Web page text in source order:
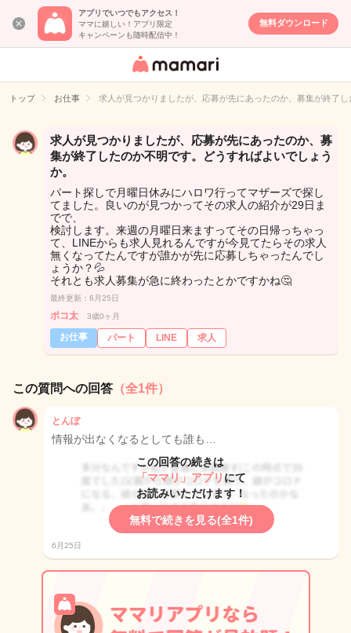
アプリでいつでもアクセス！
ママに嬉しい！アプリ限定
キャンペーンも随時配信中！
無料ダウンロード
女性専用匿名QA
イト
トップ お仕事 求人が見つかりましたが、応募が先にあったのか、募集が終了
求人が見つかりましたが、応募が先にあったのか、募
集が終了したのか不明です。どうすればよいでしょう
か。
パート探しで月曜日休みにハロワ行ってマザーズで探し
てました。良いのが見つかってその求人の紹介が29日ま
でで、
検討します。来週の月曜日来ますってその日帰っちゃっ
て、LINEからも求人見れるんですが今見てたらその求人
無くなってたんですが誰かが先に応募しちゃったんでし
ょうか？💦
それとも求人募集が急に終わったとかですかね🤔
最終更新：6月25日
ポコ太 3歳0ヶ月
お仕事 パート LINE 求人
この質問への回答 （全1件）
とんぼ
情報が出なくなるとしても誰も…
この回答の続きは
「ママリ」アプリ にて
お読みいただけます！
無料で続きを見る(全1件)
6月25日